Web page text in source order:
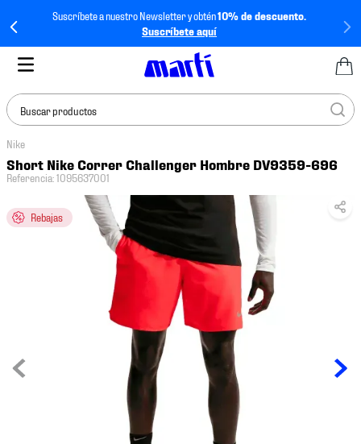
Suscríbete a nuestro Newsletter y obtén10% de descuento.
Suscríbete aquí
Buscar productos
Nike
Short Nike Correr Challenger Hombre DV9359-696
Referencia:1095637001
Rebajas
TÉRMINOS MÁS
BUSCADOS
tenis mujer
2.
tenis hombre
7.